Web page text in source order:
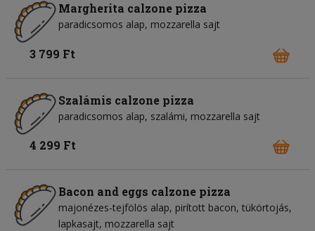
Margherita calzone pizza
paradicsomos alap mozzarella sajt
3 799 Ft
Szalámis calzone pizza
paradicsomos alap szalámi mozzarella sajt
4 299 Ft
Bacon and eggs calzone pizza
majonézes-tejfölös alap pirított bacon tükörtojás
lapkasajt mozzarella sajt